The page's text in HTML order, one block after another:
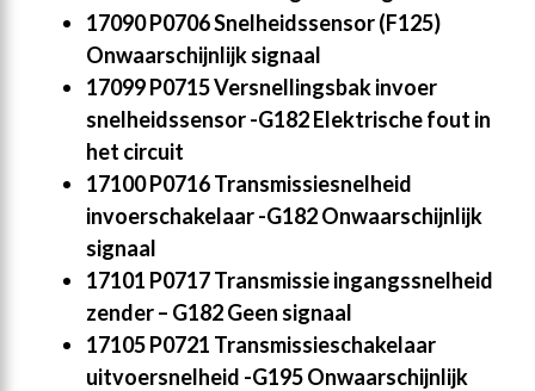
17090 P0706 Snelheidssensor (F125)
Onwaarschijnlijk signaal
17099 P0715 Versnellingsbak invoer
snelheidssensor -G182 Elektrische fout in
het circuit
17100 P0716 Transmissiesnelheid
invoerschakelaar -G182 Onwaarschijnlijk
signaal
17101 P0717 Transmissie ingangssnelheid
zender – G182 Geen signaal
17105 P0721 Transmissieschakelaar
uitvoersnelheid -G195 Onwaarschijnlijk